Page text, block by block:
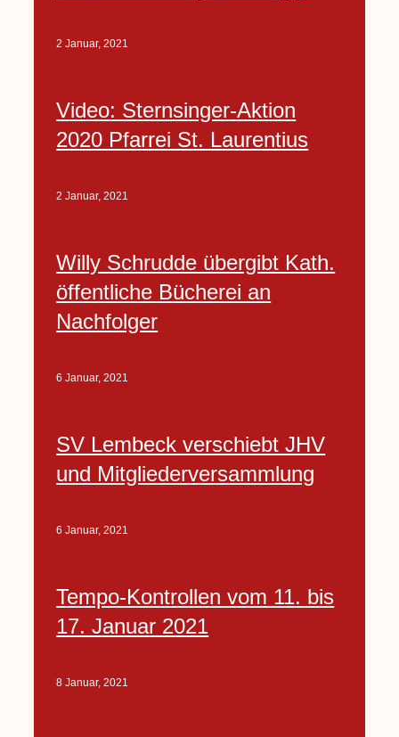
2 Januar, 2021
Video: Sternsinger-Aktion
2020 Pfarrei St. Laurentius
2 Januar, 2021
Willy Schrudde übergibt Kath.
öffentliche Bücherei an
Nachfolger
6 Januar, 2021
SV Lembeck verschiebt JHV
und Mitgliederversammlung
6 Januar, 2021
Tempo-Kontrollen vom 11. bis
17. Januar 2021
8 Januar, 2021